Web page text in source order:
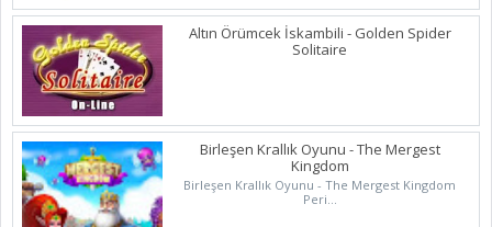
Altın Örümcek İskambili - Golden Spider
Solitaire
Birleşen Krallık Oyunu - The Mergest
Kingdom
Birleşen Krallık Oyunu - The Mergest Kingdom
Peri...